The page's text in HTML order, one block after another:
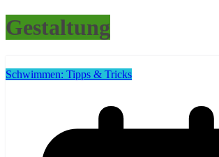
Gestaltung
Schwimmen: Tipps & Tricks